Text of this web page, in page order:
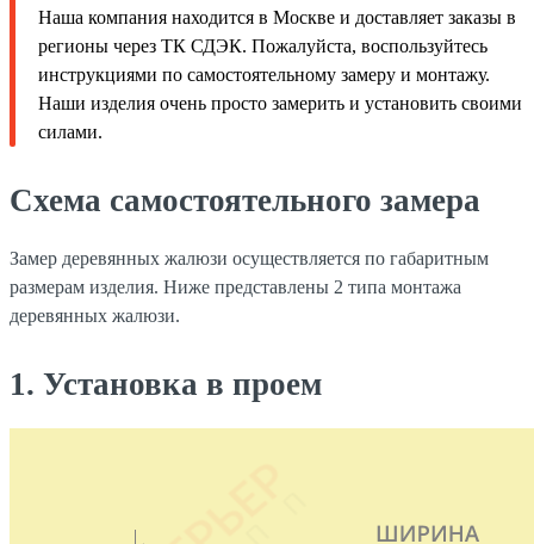
Наша компания находится в Москве и доставляет заказы в
регионы через ТК СДЭК. Пожалуйста, воспользуйтесь
инструкциями по самостоятельному замеру и монтажу.
Наши изделия очень просто замерить и установить своими
силами.
Схема самостоятельного замера
Замер деревянных жалюзи осуществляется по габаритным
размерам изделия. Ниже представлены 2 типа монтажа
деревянных жалюзи.
1. Установка в проем